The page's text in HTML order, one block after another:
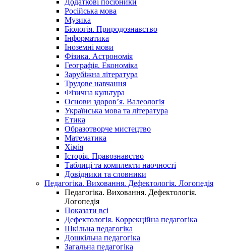
Додаткові посібники
Російська мова
Музика
Біологія. Природознавство
Інформатика
Іноземні мови
Фізика. Астрономія
Географія. Економіка
Зарубіжна література
Трудове навчання
Фізична культура
Основи здоров’я. Валеологія
Українська мова та література
Етика
Образотворче мистецтво
Математика
Хімія
Історія. Правознавство
Таблиці та комплекти наочності
Довідники та словники
Педагогіка. Виховання. Дефектологія. Логопедія
Педагогіка. Виховання. Дефектологія.
Логопедія
Показати всі
Дефектологія. Коррекційна педагогіка
Шкільна педагогіка
Дошкільна педагогіка
Загальна педагогіка